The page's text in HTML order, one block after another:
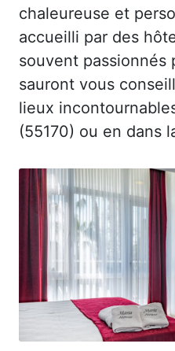
chaleureuse et
accueilli par des
souvent passionnés
sauront vous
lieux
(55170) ou en dans